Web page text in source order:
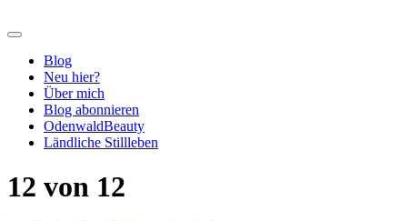
Blog
Neu hier?
Über mich
Blog abonnieren
OdenwaldBeauty
Ländliche Stillleben
12 von 12